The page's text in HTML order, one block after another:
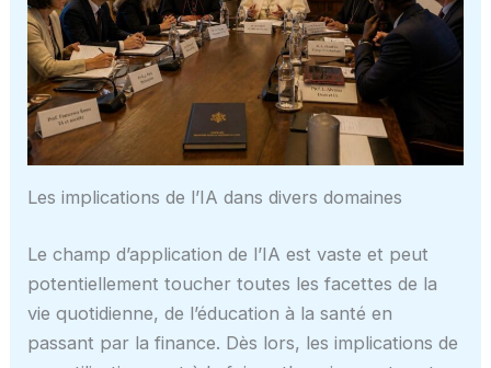
Les implications de l’IA dans divers domaines
Le champ d’application de l’IA est vaste et peut
potentiellement toucher toutes les facettes de la
vie quotidienne, de l’éducation à la santé en
passant par la finance. Dès lors, les implications de